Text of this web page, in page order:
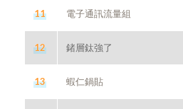
11 電子通訊流量組
12 鍺層鈦強了
13 蝦仁鍋貼